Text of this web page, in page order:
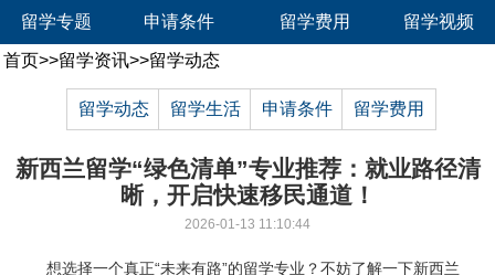
留学专题 申请条件 留学费用 留学视频
首页>>留学资讯>>留学动态
留学动态 留学生活 申请条件 留学费用
新西兰留学“绿色清单”专业推荐：就业路径清
晰，开启快速移民通道！
2026-01-13 11:10:44
想选择一个真正“未来有路”的留学专业？不妨了解一下新西兰